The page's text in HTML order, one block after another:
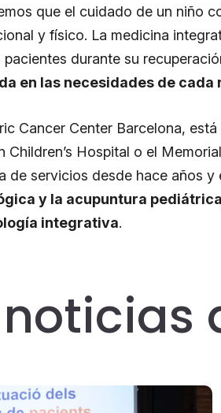
que el cuidado de un niño
y físico. La medicina
durante su
en las necesidades de cada
Cancer Center Barcelona, está
Hospital o el
de servicios desde hace años
y la acupuntura
integrativa.